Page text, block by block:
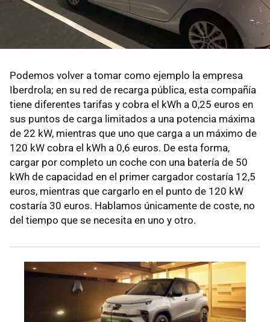
Podemos volver a tomar como ejemplo la empresa
Iberdrola; en su red de recarga pública, esta compañía
tiene diferentes tarifas y cobra el kWh a 0,25 euros en
sus puntos de carga limitados a una potencia máxima
de 22 kW, mientras que uno que carga a un máximo de
120 kW cobra el kWh a 0,6 euros. De esta forma,
cargar por completo un coche con una batería de 50
kWh de capacidad en el primer cargador costaría 12,5
euros, mientras que cargarlo en el punto de 120 kW
costaría 30 euros. Hablamos únicamente de coste, no
del tiempo que se necesita en uno y otro.